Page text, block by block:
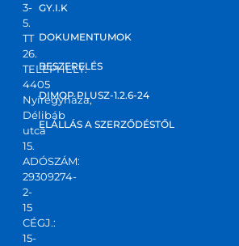
3-
5.
TT
26.
TELEPHELY:
4405
Nyíregyháza,
Délibáb
utca
15.
ADÓSZÁM:
29309274-
2-
15
CÉGJ.:
15-
GY.I.K
DOKUMENTUMOK
BESZERELÉS
DIMOP PLUSZ-1.2.6-24
ELÁLLÁS A SZERZŐDÉSTŐL